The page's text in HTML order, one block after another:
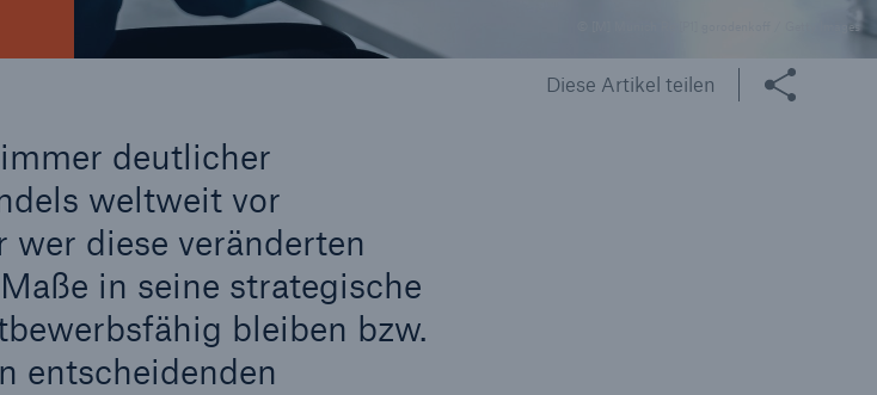
© [M] Munich Re [P1] gorodenkoff / Getty Images
Diese Artikel teilen
deutlicher
weltweit vor
diese veränderten
in seine strategische
bleiben bzw.
entscheidenden